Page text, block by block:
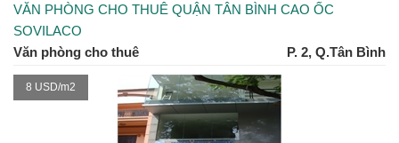
VĂN PHÒNG CHO THUÊ QUẬN TÂN BÌNH CAO ỐC
SOVILACO
Văn phòng cho thuê
P. 2, Q.Tân Bình
8 USD/m2